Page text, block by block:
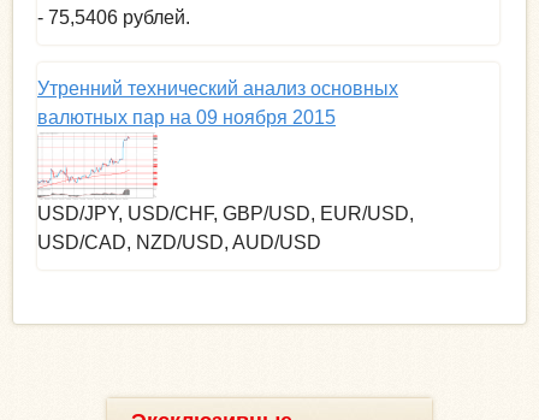
- 75,5406 рублей.
Утренний технический анализ основных
валютных пар на 09 ноября 2015
USD/JPY, USD/CHF, GBP/USD, EUR/USD,
USD/CAD, NZD/USD, AUD/USD